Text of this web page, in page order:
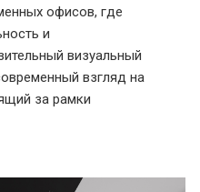
офисов, где
и
визуальный
взгляд на
за рамки